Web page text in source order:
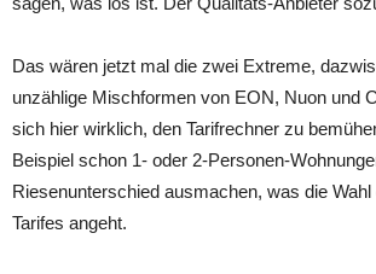
Das wären jetzt mal die zwei Extreme,
unzählige Mischformen von EON, Nuon und
sich hier wirklich, den Tarifrechner zu
Beispiel schon 1- oder 2-Personen-
Riesenunterschied ausmachen, was die
Tarifes angeht.